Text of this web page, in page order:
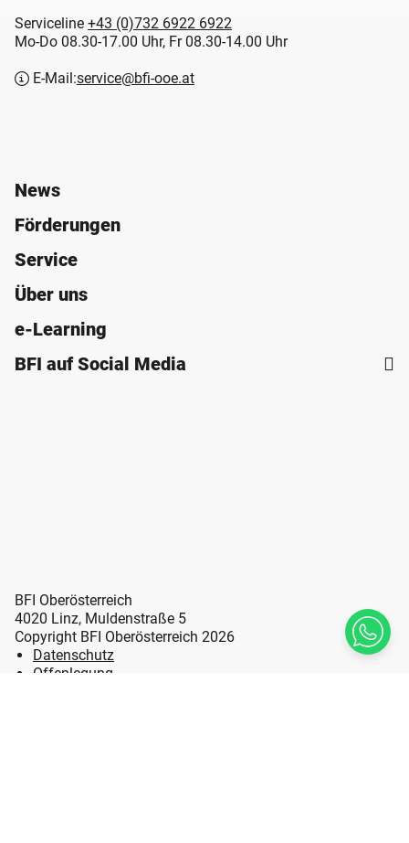
Serviceline +43 (0)732 6922 6922
Mo-Do 08.30-17.00 Uhr, Fr 08.30-14.00 Uhr
E-Mail:service@bfi-ooe.at
News
Förderungen
Service
Über uns
e-Learning
BFI auf Social Media
BFI Oberösterreich
4020 Linz, Muldenstraße 5
Copyright BFI Oberösterreich 2026
Datenschutz
Offenlegung